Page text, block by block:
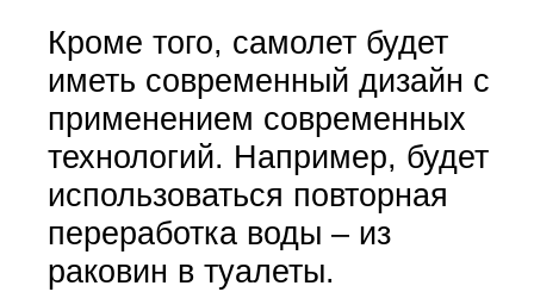
Кроме того, самолет будет
иметь современный дизайн с
применением современных
технологий. Например, будет
использоваться повторная
переработка воды – из
раковин в туалеты.